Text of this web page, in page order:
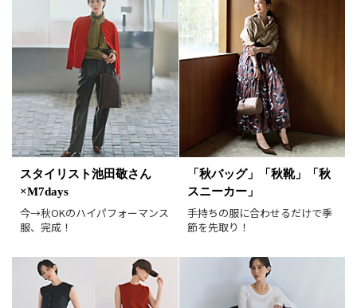
在庫あり
画像小 画像大
表示件数 30件 90件
並び順 おすすめ順
人気順
新着順
価格が安い順
価格が高い順
値下げ実施日順
レビュー高評価順
カラー（複数選択可）
スタイリスト池田敬さん
×M7days
今→秋OKのハイパフォーマンス
服、完成！
「秋バッグ」「秋靴」「秋
スニーカー」
手持ちの服に合わせるだけで季
節を先取り！